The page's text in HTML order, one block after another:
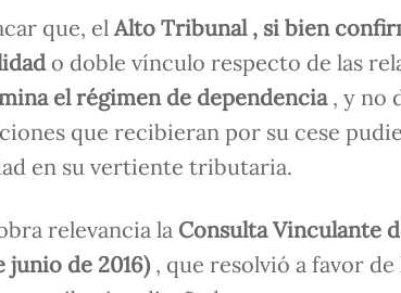
que, el Alto Tribunal , si bien
o doble vínculo respecto de las
el régimen de dependencia , y no
que recibieran por su cese
en su vertiente tributaria.
relevancia la Consulta Vinculante
junio de 2016) , que resolvió a favor